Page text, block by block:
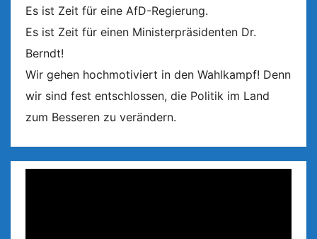
Es ist Zeit für eine AfD-Regierung.
Es ist Zeit für einen Ministerpräsidenten Dr.
Berndt!
Wir gehen hochmotiviert in den Wahlkampf! Denn
wir sind fest entschlossen, die Politik im Land
zum Besseren zu verändern.